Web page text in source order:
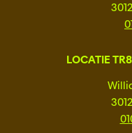
LOCATIE